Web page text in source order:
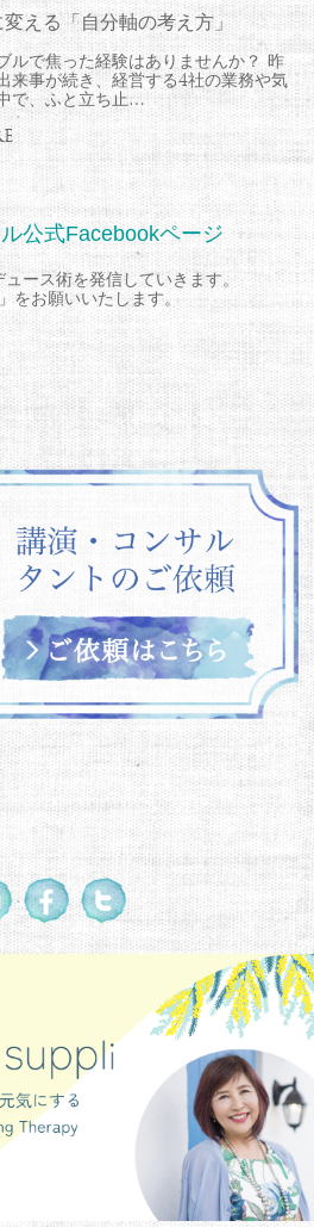
える「自分軸の考え方」
ルで焦った経験はありませんか？ 昨
来事が続き、経営する4社の業務や気
で、ふと立ち止…
公式Facebookページ
ース術を発信していきます。
をお願いいたします。